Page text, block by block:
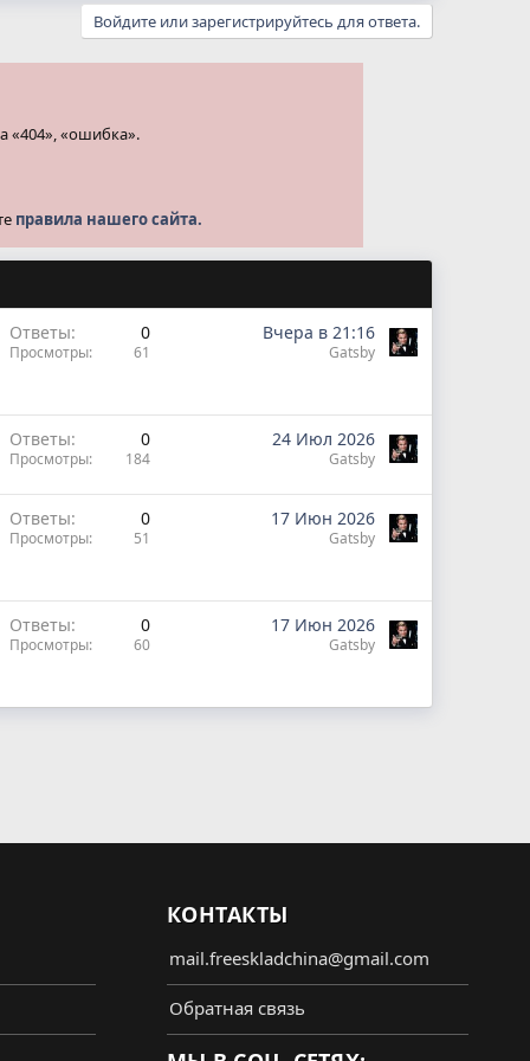
Войдите или зарегистрируйтесь для ответа.
«404», «ошибка».
правила нашего сайта.
Ответы 0
Просмотры 61
Вчера в 21:16
Gatsby
Ответы 0
Просмотры 184
24 Июл 2026
Gatsby
Ответы 0
Просмотры 51
17 Июн 2026
Gatsby
Ответы 0
Просмотры 60
17 Июн 2026
Gatsby
КОНТАКТЫ
mail.freeskladchina@gmail.com
Обратная связь